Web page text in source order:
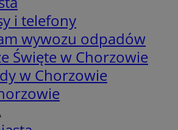
i telefony
wywozu odpadów
Święte w Chorzowie
w Chorzowie